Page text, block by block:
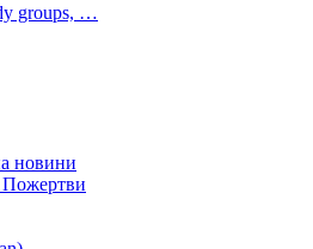
groups, …
новини
Пожертви